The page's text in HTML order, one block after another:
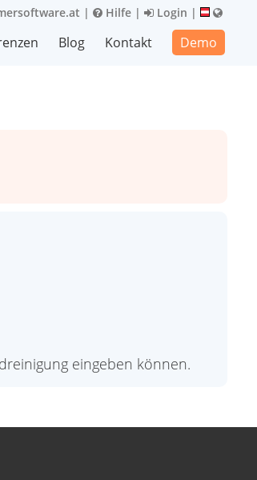
| Hilfe | Login |
Blog Kontakt Demo
eingeben können.